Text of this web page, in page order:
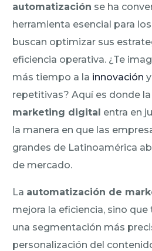
automatización se ha
herramienta esencial para
buscan optimizar sus
eficiencia operativa. ¿Te
más tiempo a la innovación
repetitivas? Aquí es donde la
marketing digital entra en
la manera en que las
grandes de Latinoamérica
de mercado.
La automatización de
mejora la eficiencia, sino
una segmentación más
personalización del